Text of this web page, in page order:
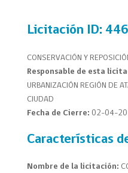
Licitación ID:
CONSERVACIÓN Y
Responsable de esta
URBANIZACIÓN REGIÓN DE
CIUDAD
Fecha de Cierre: 02-04-
Características
Nombre de la licitación: